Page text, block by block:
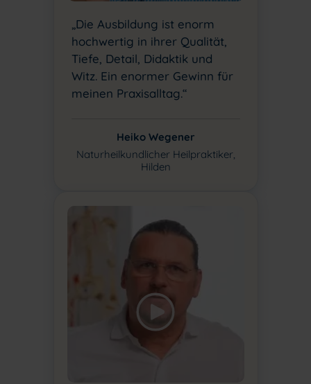
„Die Ausbildung ist enorm
hochwertig in ihrer Qualität,
Tiefe, Detail, Didaktik und
Witz. Ein enormer Gewinn für
meinen Praxisalltag.“
Heiko Wegener
Naturheilkundlicher Heilpraktiker,
Hilden